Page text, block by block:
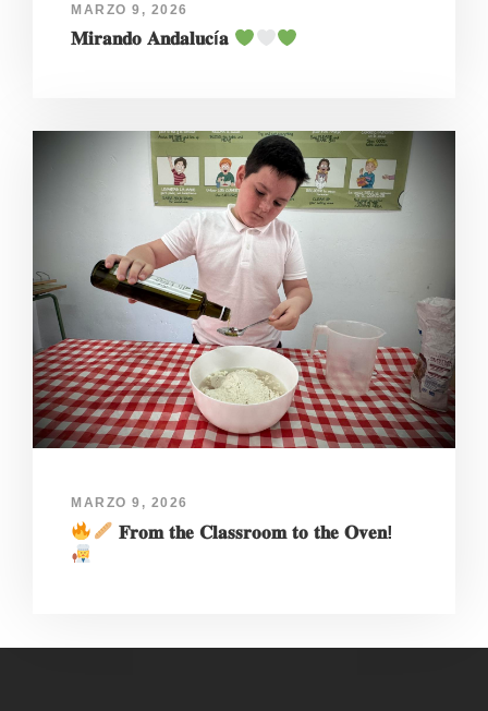
MARZO 9, 2026
𝐌𝐢𝐫𝐚𝐧𝐝𝐨 𝐀𝐧𝐝𝐚𝐥𝐮𝐜í𝐚
MARZO 9, 2026
𝐅𝐫𝐨𝐦 𝐭𝐡𝐞 𝐂𝐥𝐚𝐬𝐬𝐫𝐨𝐨𝐦 𝐭𝐨 𝐭𝐡𝐞 𝐎𝐯𝐞𝐧!